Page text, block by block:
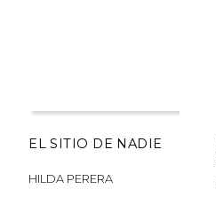
EL SITIO DE NADIE
HILDA PERERA